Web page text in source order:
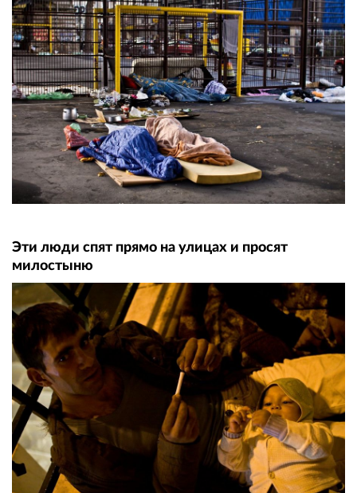
Эти люди спят прямо на улицах и просят
милостыню